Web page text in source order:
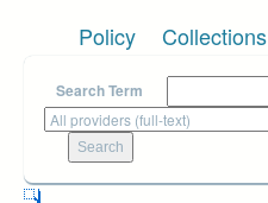
Policy Collections
Search Term